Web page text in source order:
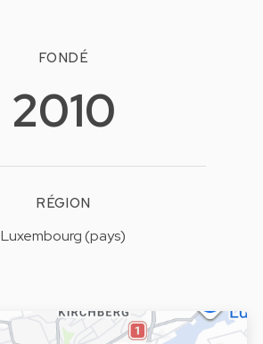
FONDÉ
2010
RÉGION
Luxembourg (pays)